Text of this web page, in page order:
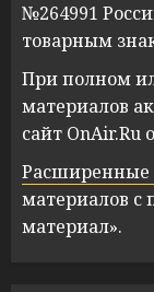
№264991
товарным
При полном
материалов
сайт OnAir.Ru
Расширенные
материалов с
материал».